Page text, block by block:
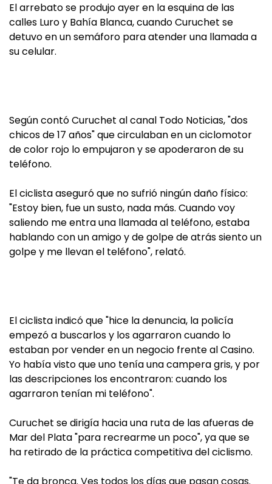
El arrebato se produjo ayer en la esquina de las
calles Luro y Bahía Blanca, cuando Curuchet se
detuvo en un semáforo para atender una llamada a
su celular.
Según contó Curuchet al canal Todo Noticias, "dos
chicos de 17 años" que circulaban en un ciclomotor
de color rojo lo empujaron y se apoderaron de su
teléfono.
El ciclista aseguró que no sufrió ningún daño físico:
"Estoy bien, fue un susto, nada más. Cuando voy
saliendo me entra una llamada al teléfono, estaba
hablando con un amigo y de golpe de atrás siento un
golpe y me llevan el teléfono", relató.
El ciclista indicó que "hice la denuncia, la policía
empezó a buscarlos y los agarraron cuando lo
estaban por vender en un negocio frente al Casino.
Yo había visto que uno tenía una campera gris, y por
las descripciones los encontraron: cuando los
agarraron tenían mi teléfono".
Curuchet se dirigía hacia una ruta de las afueras de
Mar del Plata "para recrearme un poco", ya que se
ha retirado de la práctica competitiva del ciclismo.